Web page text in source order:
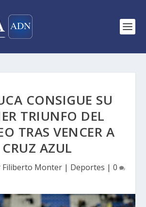
CONSIGUE SU
TRIUNFO DEL
TRAS VENCER A
CRUZ AZUL
Filiberto Monter| Deportes | 0